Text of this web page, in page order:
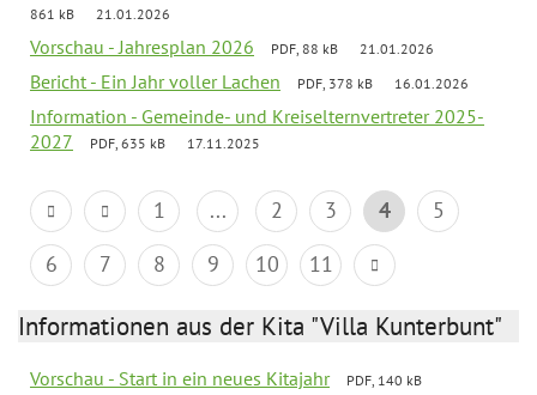
861 kB
21.01.2026
Vorschau - Jahresplan 2026 PDF, 88 kB 21.01.2026
Bericht - Ein Jahr voller Lachen PDF, 378 kB 16.01.2026
Information - Gemeinde- und Kreiselternvertreter 2025-
2027
PDF, 635 kB 17.11.2025
1 ... 2 3 4
5
6
7 8 9 10 11
Informationen aus der Kita "Villa Kunterbunt"
Vorschau - Start in ein neues Kitajahr
PDF, 140 kB